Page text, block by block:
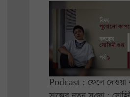
Podcast : ফেলে দেওয়া